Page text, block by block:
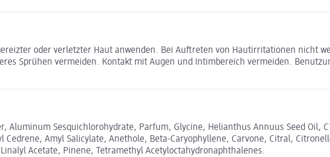
oder verletzter Haut anwenden. Bei Auftreten von Hautirritationen nicht
Sprühen vermeiden. Kontakt mit Augen und Intimbereich vermeiden.
Aluminum Sesquichlorohydrate, Parfum, Glycine, Helianthus Annuus Seed Oil,
Cedrene, Amyl Salicylate, Anethole, Beta-Caryophyllene, Carvone, Citral,
Acetate, Pinene, Tetramethyl Acetyloctahydronaphthalenes.